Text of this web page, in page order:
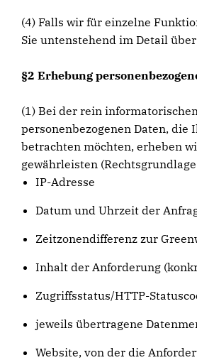
(4) Falls wir für einzelne
Sie untenstehend im Detail
§2 Erhebung
(1) Bei der rein
personenbezogenen Daten, die
betrachten möchten, erheben
gewährleisten
IP-Adresse
Datum und Uhrzeit der
Zeitzonendifferenz zur
Inhalt der Anforderung
Zugriffsstatus/HTTP-
jeweils übertragene
Website, von der die